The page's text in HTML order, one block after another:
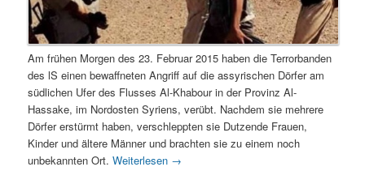
Am frühen Morgen des 23. Februar 2015 haben die Terrorbanden
des lS einen bewaffneten Angriff auf die assyrischen Dörfer am
südlichen Ufer des Flusses Al-Khabour in der Provinz Al-
Hassake, im Nordosten Syriens, verübt. Nachdem sie mehrere
Dörfer erstürmt haben, verschleppten sie Dutzende Frauen,
Kinder und ältere Männer und brachten sie zu einem noch
unbekannten Ort.Weiterlesen →